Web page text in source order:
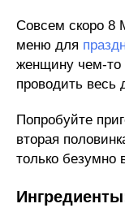
Совсем скоро 8
меню для
женщину чем-то
проводить весь
Попробуйте
вторая
только безумно